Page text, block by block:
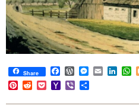
Share Facebook
WordPress
Messenger
Email
Pinterest
RedditPocketYahoo
Mail
Viber